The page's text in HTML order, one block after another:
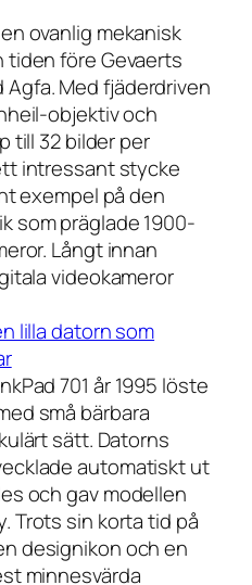
ovanlig mekanisk
före Gevaerts
Med fjäderdriven
objektiv och
till 32 bilder per
intressant stycke
exempel på den
som präglade 1900-
Långt innan
videokameror
lilla datorn som
701 år 1995 löste
små bärbara
sätt. Datorns
automatiskt ut
och gav modellen
Trots sin korta tid på
designikon och en
minnesvärda